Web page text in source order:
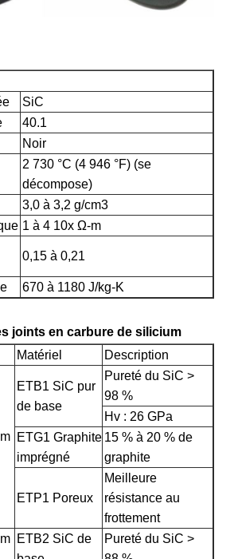
SiC
40.1
Noir
2 730 °C (4 946 °F) (se
décompose)
3,0 à 3,2 g/cm3
1 à 4 10x Ω-m
0,15 à 0,21
670 à 1180 J/kg-K
joints en carbure de silicium
Matériel Description
ETB1 SiC pur
de base
Pureté du SiC >
98 %
Hv : 26 GPa
ETG1 Graphite
imprégné
15 % à 20 % de
graphite
ETP1 Poreux
Meilleure
résistance au
frottement
ETB2 SiC de
Pureté du SiC >